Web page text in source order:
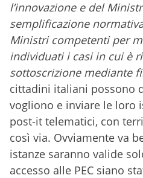
l’innovazione e del
semplificazione
Ministri competenti per
individuati i casi in cui è
sottoscrizione mediante
cittadini italiani possono
vogliono e inviare le loro
post-it telematici, con
così via. Ovviamente va
istanze saranno valide
accesso alle PEC siano